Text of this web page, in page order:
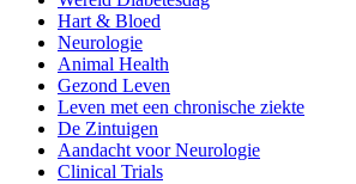
Hart & Bloed
Neurologie
Animal Health
Gezond Leven
Leven met een chronische ziekte
De Zintuigen
Aandacht voor Neurologie
Clinical Trials